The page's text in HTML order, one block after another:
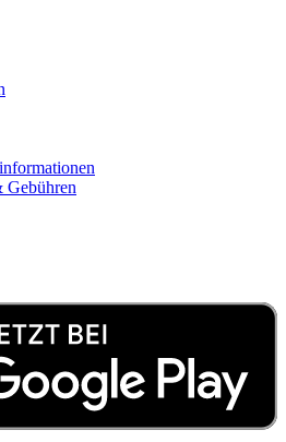
Gebühren